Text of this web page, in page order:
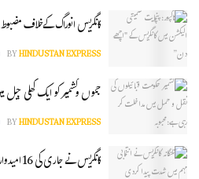
کانگریس انوراگ کےخلاف
BYHINDUSTAN EXPRESS
جموں وکشمیر کو ایک کھلی جیل
BYHINDUSTAN EXPRESS
کانگریس نے جاری کی 16 امیدواروں کی ایک اور فہرست